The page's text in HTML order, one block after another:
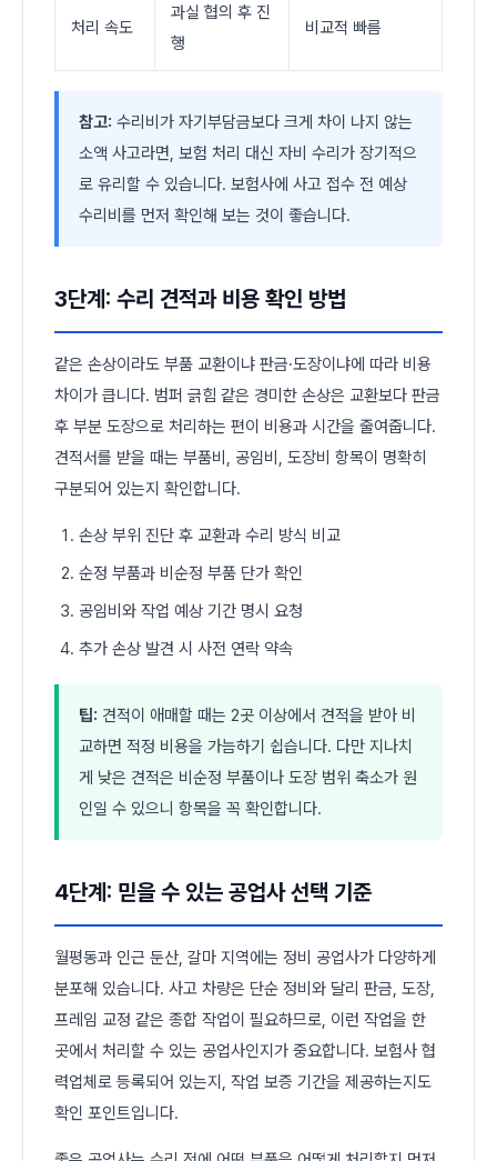
처리 속도
과실 협의 후 진
행
비교적 빠름
참고: 수리비가 자기부담금보다 크게 차이 나지 않는
소액 사고라면, 보험 처리 대신 자비 수리가 장기적으
로 유리할 수 있습니다. 보험사에 사고 접수 전 예상
수리비를 먼저 확인해 보는 것이 좋습니다.
3단계: 수리 견적과 비용 확인 방법
같은 손상이라도 부품 교환이냐 판금·도장이냐에 따라 비용
차이가 큽니다. 범퍼 긁힘 같은 경미한 손상은 교환보다 판금
후 부분 도장으로 처리하는 편이 비용과 시간을 줄여줍니다.
견적서를 받을 때는 부품비, 공임비, 도장비 항목이 명확히
구분되어 있는지 확인합니다.
손상 부위 진단 후 교환과 수리 방식 비교
순정 부품과 비순정 부품 단가 확인
공임비와 작업 예상 기간 명시 요청
추가 손상 발견 시 사전 연락 약속
팁: 견적이 애매할 때는 2곳 이상에서 견적을 받아 비
교하면 적정 비용을 가늠하기 쉽습니다. 다만 지나치
게 낮은 견적은 비순정 부품이나 도장 범위 축소가 원
인일 수 있으니 항목을 꼭 확인합니다.
4단계: 믿을 수 있는 공업사 선택 기준
월평동과 인근 둔산, 갈마 지역에는 정비 공업사가 다양하게
분포해 있습니다. 사고 차량은 단순 정비와 달리 판금, 도장,
프레임 교정 같은 종합 작업이 필요하므로, 이런 작업을 한
곳에서 처리할 수 있는 공업사인지가 중요합니다. 보험사 협
력업체로 등록되어 있는지, 작업 보증 기간을 제공하는지도
확인 포인트입니다.